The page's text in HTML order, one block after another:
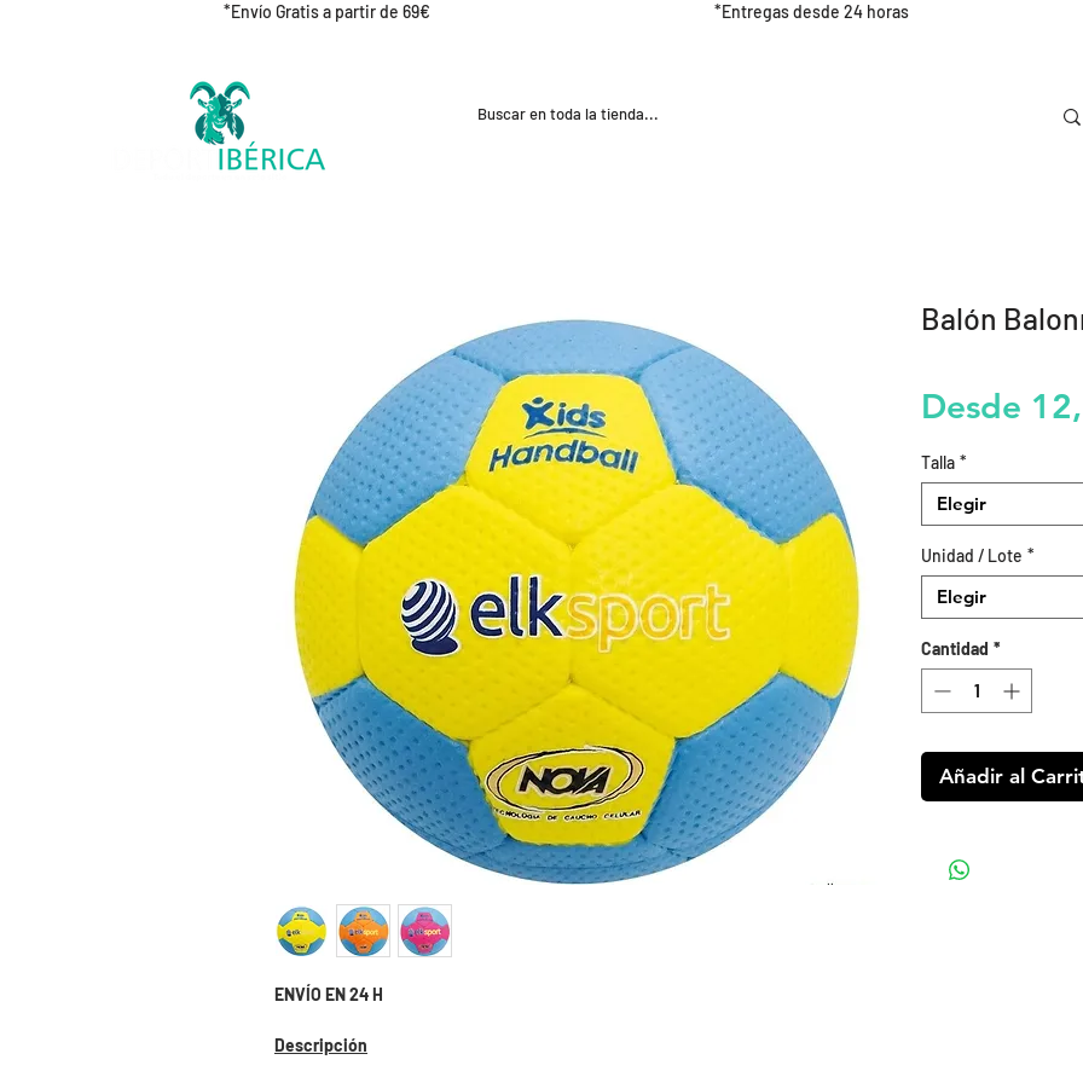
*Envío Gratis a partir de 69€ *Entregas desde 24 horas
ENVÍO EN 24 H
Descripción
Balón
Desde
Talla *
Elegir
Unidad / Lote *
Elegir
Cantidad *
Añadir al